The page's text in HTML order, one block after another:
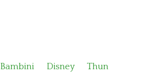
Bambini Disney Thun